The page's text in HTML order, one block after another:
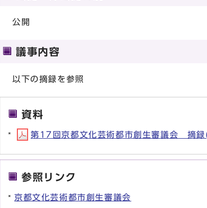
公開
議事内容
以下の摘録を参照
資料
第17回京都文化芸術都市創生審議会 摘
参照リンク
京都文化芸術都市創生審議会